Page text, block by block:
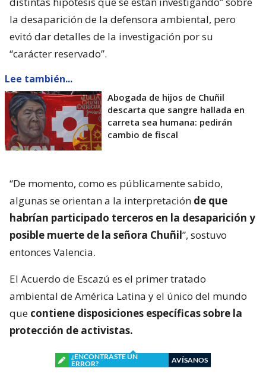
la desaparición de la defensora ambiental, pero
evitó dar detalles de la investigación por su
“carácter reservado”.
Lee también...
Abogada de hijos de Chuñil
descarta que sangre hallada en
carreta sea humana: pedirán
cambio de fiscal
“De momento, como es públicamente sabido,
algunas se orientan a la interpretación de que
habrían participado terceros en la desaparición y
posible muerte de la señora Chuñil”, sostuvo
entonces Valencia.
El Acuerdo de Escazú es el primer tratado
ambiental de América Latina y el único del mundo
que contiene disposiciones específicas sobre la
protección de activistas.
¿ENCONTRASTE UN
ERROR?
AVÍSANOS